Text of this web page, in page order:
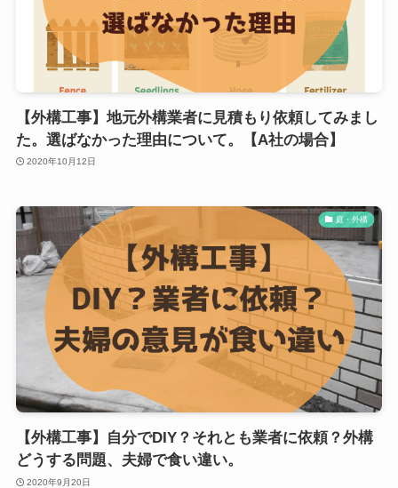
【外構工事】地元外構業者に見積もり依頼してみまし
た。選ばなかった理由について。【A社の場合】
2020年10月12日
庭・外構
【外構工事】自分でDIY？それとも業者に依頼？外構
どうする問題、夫婦で食い違い。
2020年9月20日